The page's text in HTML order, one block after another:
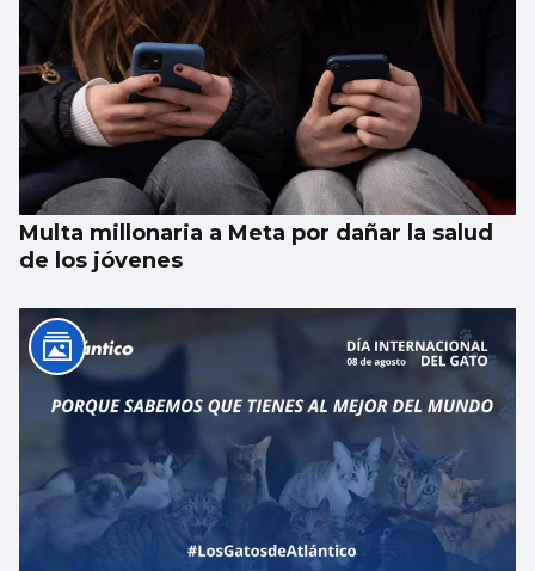
Multa millonaria a Meta por dañar la salud
de los jóvenes